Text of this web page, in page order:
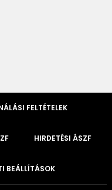
FELTÉTELEK
HIRDETÉSI ÁSZF
BEÁLLÍTÁSOK